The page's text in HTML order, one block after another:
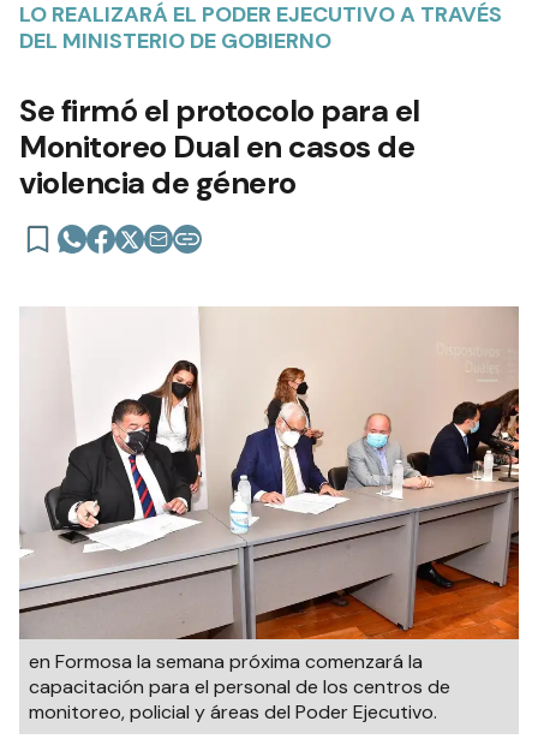
LO REALIZARÁ EL PODER EJECUTIVO A TRAVÉS
DEL MINISTERIO DE GOBIERNO
Se firmó el protocolo para el
Monitoreo Dual en casos de
violencia de género
en Formosa la semana próxima comenzará la
capacitación para el personal de los centros de
monitoreo, policial y áreas del Poder Ejecutivo.